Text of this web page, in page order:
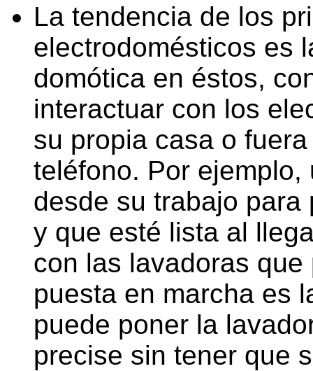
La tendencia de los
electrodomésticos es
domótica en éstos,
interactuar con los
su propia casa o
teléfono. Por
desde su trabajo
y que esté lista al
con las lavadoras
puesta en marcha es
puede poner la
precise sin tener que